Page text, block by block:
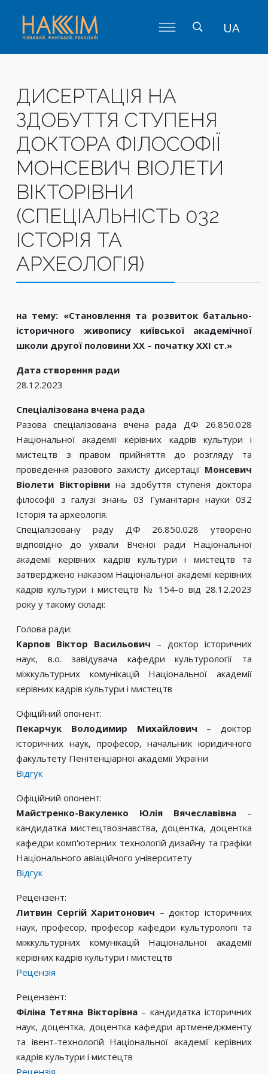
UA
ДИСЕРТАЦІЯ НА
ЗДОБУТТЯ СТУПЕНЯ
ДОКТОРА ФІЛОСОФІЇ
МОНСЕВИЧ ВІОЛЕТИ
ВІКТОРІВНИ
(СПЕЦІАЛЬНІСТЬ 032
ІСТОРІЯ ТА
АРХЕОЛОГІЯ)
на тему: «Становлення та розвиток батально-
історичного живопису київської академічної
школи другої половини ХХ – початку ХХІ ст.»
Дата створення ради
28.12.2023
Спеціалізована вчена рада
Разова спеціалізована вчена рада ДФ 26.850.028
Національної академії керівних кадрів культури і
мистецтв з правом прийняття до розгляду та
проведення разового захисту дисертації Монсевич
Віолети Вікторівнина здобуття ступеня доктора
філософії з галузі знань 03 Гуманітарні науки 032
Історія та археологія.
Спеціалізовану раду ДФ 26.850.028 утворено
відповідно до ухвали Вченої ради Національної
академії керівних кадрів культури і мистецтв та
затверджено наказом Національної академії керівних
кадрів культури і мистецтв № 154-о від 28.12.2023
року у такому складі:
Голова ради:
Карпов Віктор Васильович – доктор історичних
наук, в.о. завідувача кафедри культурології та
міжкультурних комунікацій Національної академії
керівних кадрів культури і мистецтв
Офіційний опонент:
Пекарчук Володимир Михайлович – доктор
історичних наук, професор, начальник юридичного
факультету Пенітенціарної академії України
Відгук
Офіційний опонент:
Майстренко-Вакуленко Юлія Вячеславівна –
кандидатка мистецтвознавства, доцентка, доцентка
кафедри комп'ютерних технологій дизайну та графіки
Національного авіаційного університету
Відгук
Рецензент:
Литвин Сергій Харитонович – доктор історичних
наук, професор, професор кафедри культурології та
міжкультурних комунікацій Національної академії
керівних кадрів культури і мистецтв
Рецензія
Рецензент:
Філіна Тетяна Вікторівна– кандидатка історичних
наук, доцентка, доцентка кафедри артменеджменту
та івент-технологій Національної академії керівних
кадрів культури і мистецтв
Рецензія